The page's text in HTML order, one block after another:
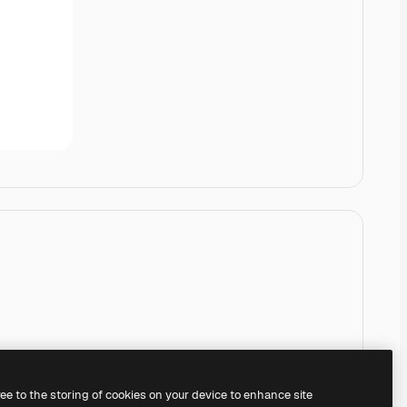
to the storing of cookies on your device to enhance site